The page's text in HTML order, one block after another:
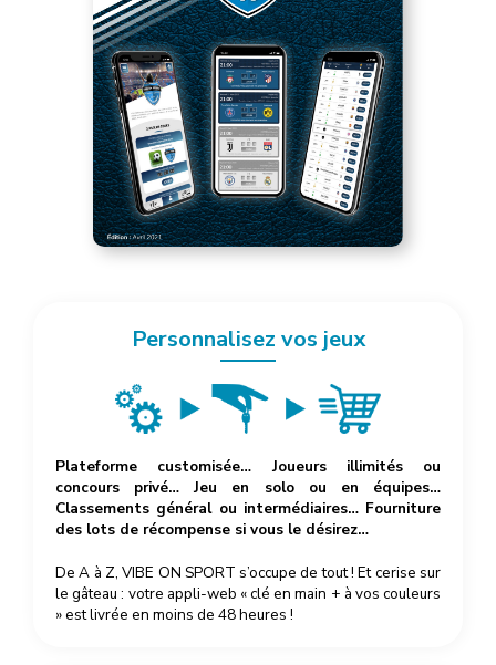
Personnalisez vos jeux
Plateforme customisée… Joueurs illimités ou
concours privé… Jeu en solo ou en équipes…
Classements général ou intermédiaires… Fourniture
des lots de récompense si vous le désirez…
De A à Z, VIBE ON SPORT s’occupe de tout ! Et cerise sur
le gâteau : votre appli-web « clé en main + à vos couleurs
» est livrée en moins de 48 heures !